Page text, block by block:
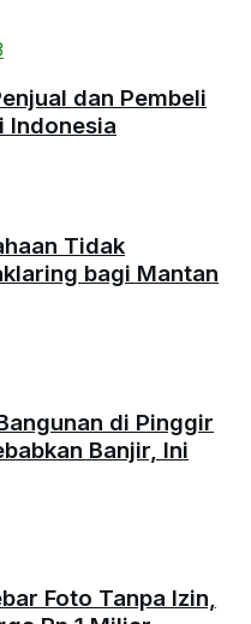
dan Pembeli
Indonesia
Tidak
bagi Mantan
di Pinggir
Banjir, Ini
Foto Tanpa Izin,